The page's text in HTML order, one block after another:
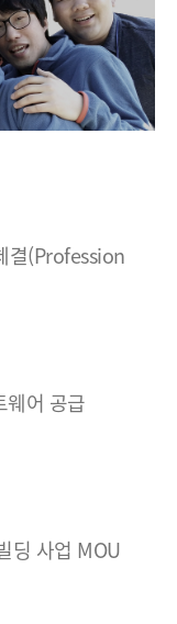
결(Profession
어 공급
딩 사업 MOU